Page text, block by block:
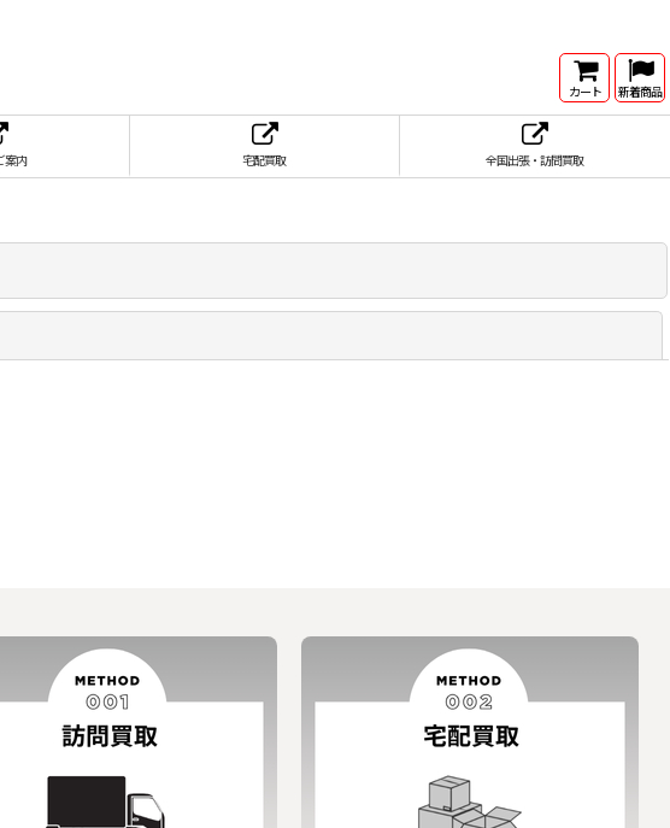
カート 新着商品
案内 宅配買取 全国出張・訪問買取